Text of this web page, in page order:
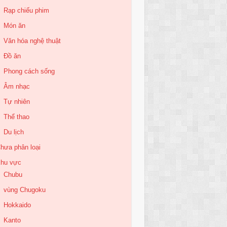
Rạp chiếu phim
Món ăn
Văn hóa nghệ thuật
Đồ ăn
Phong cách sống
Âm nhạc
Tự nhiên
Thể thao
Du lịch
phân loại
vực
Chubu
vùng Chugoku
Hokkaido
Kanto